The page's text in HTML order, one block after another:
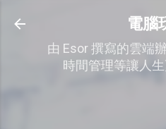
跳到主
電腦
由 Esor 撰寫的雲端
時間管理等讓人